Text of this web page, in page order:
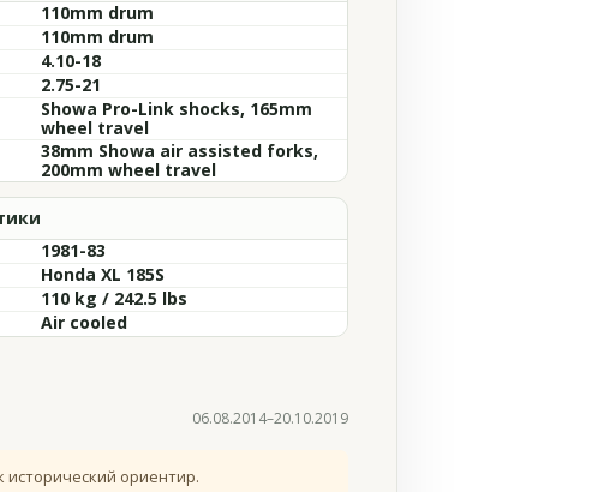
110mm drum
110mm drum
4.10-18
2.75-21
Showa Pro-Link shocks, 165mm
wheel travel
38mm Showa air assisted forks,
200mm wheel travel
1981-83
Honda XL 185S
110 kg / 242.5 lbs
Air cooled
06.08.2014–20.10.2019
исторический ориентир.